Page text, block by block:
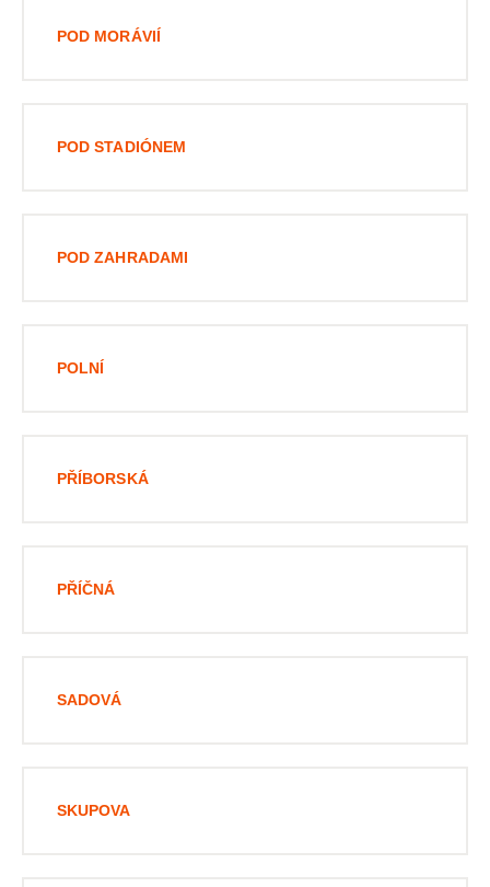
POD MORÁVIÍ
POD STADIÓNEM
POD ZAHRADAMI
POLNÍ
PŘÍBORSKÁ
PŘÍČNÁ
SADOVÁ
SKUPOVA